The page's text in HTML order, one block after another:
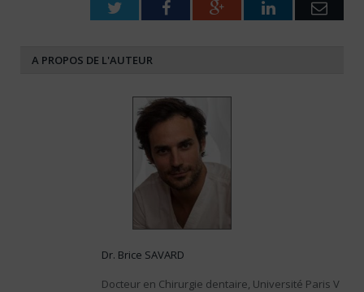
TwitterFacebookGoogle+LinkedIn
A PROPOS DE L'AUTEUR
Dr. Brice SAVARD
Docteur en Chirurgie dentaire, Université Paris V